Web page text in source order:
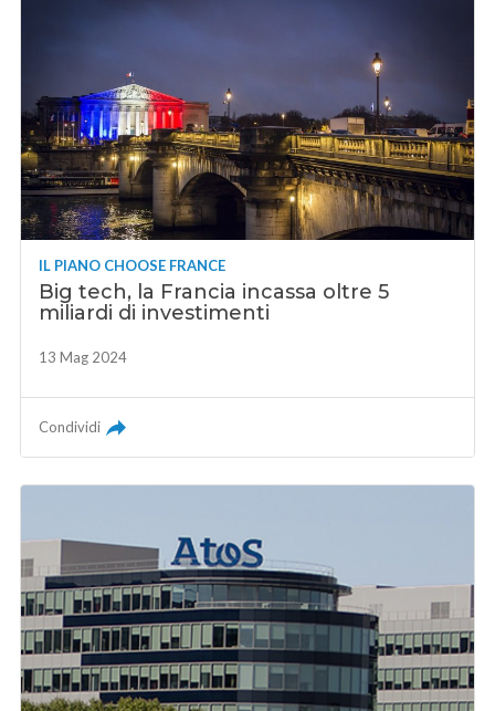
IL PIANO CHOOSE FRANCE
Big tech, la Francia incassa oltre 5
miliardi di investimenti
13 Mag 2024
Condividi